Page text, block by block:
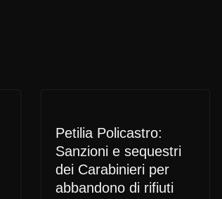
Petilia Policastro:
Sanzioni e sequestri
dei Carabinieri per
abbandono di rifiuti